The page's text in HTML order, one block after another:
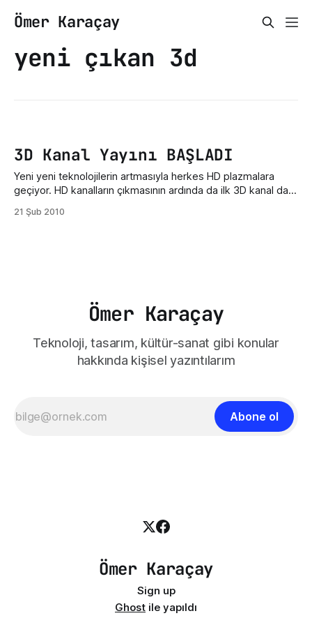
Ömer Karaçay
yeni çıkan 3d
3D Kanal Yayını BAŞLADI
Yeni yeni teknolojilerin artmasıyla herkes HD plazmalara
geçiyor. HD kanalların çıkmasının ardında da ilk 3D kanal da
12685 [H]YATAY 30000
21 Şub 2010
Ömer Karaçay
Teknoloji, tasarım, kültür-sanat gibi konular
hakkında kişisel yazıntılarım
Abone ol
Ömer Karaçay
Sign up
Ghost ile yapıldı